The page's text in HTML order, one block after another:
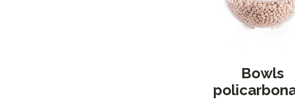
Bowls